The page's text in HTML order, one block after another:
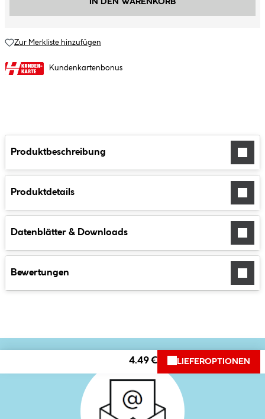
IN DEN WARENKORB
Zur Merkliste hinzufügen
Kundenkartenbonus
Produktbeschreibung
Produktdetails
Datenblätter & Downloads
Bewertungen
4.49 € LIEFEROPTIONEN